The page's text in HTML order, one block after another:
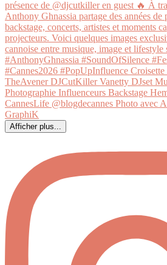
Afficher plus...